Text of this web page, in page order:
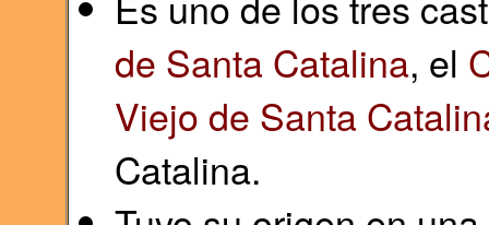
de Santa Catalina, el
Viejo de Santa
Catalina.